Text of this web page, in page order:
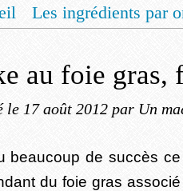
Les ingrédients par
au foie gras,
le 17 août 2012 par Un
beaucoup de succès
du foie gras